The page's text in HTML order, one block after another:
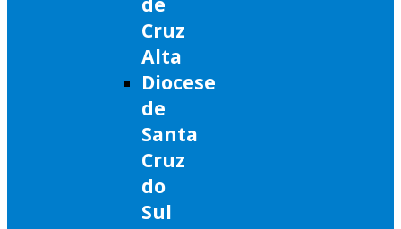
Cruz
Alta
Diocese
de
Santa
Cruz
do
Sul